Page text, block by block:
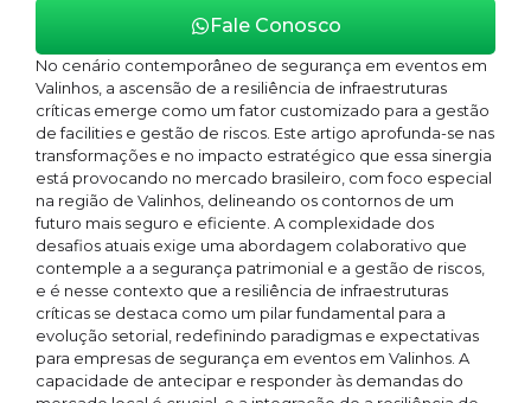
Fale Conosco
No cenário contemporâneo de segurança em eventos em
Valinhos, a ascensão de a resiliência de infraestruturas
críticas emerge como um fator customizado para a gestão
de facilities e gestão de riscos. Este artigo aprofunda-se nas
transformações e no impacto estratégico que essa sinergia
está provocando no mercado brasileiro, com foco especial
na região de Valinhos, delineando os contornos de um
futuro mais seguro e eficiente. A complexidade dos
desafios atuais exige uma abordagem colaborativo que
contemple a a segurança patrimonial e a gestão de riscos,
e é nesse contexto que a resiliência de infraestruturas
críticas se destaca como um pilar fundamental para a
evolução setorial, redefinindo paradigmas e expectativas
para empresas de segurança em eventos em Valinhos. A
capacidade de antecipar e responder às demandas do